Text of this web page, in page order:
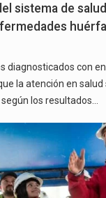
sistema de
diagnosticados con
la atención en
los resultados…